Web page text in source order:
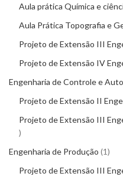
Aula prática Química e
Aula Prática Topografia e
Projeto de Extensão III
Projeto de Extensão IV
Engenharia de Controle e
Projeto de Extensão II
Projeto de Extensão III
Engenharia de Produção 1
Projeto de Extensão III